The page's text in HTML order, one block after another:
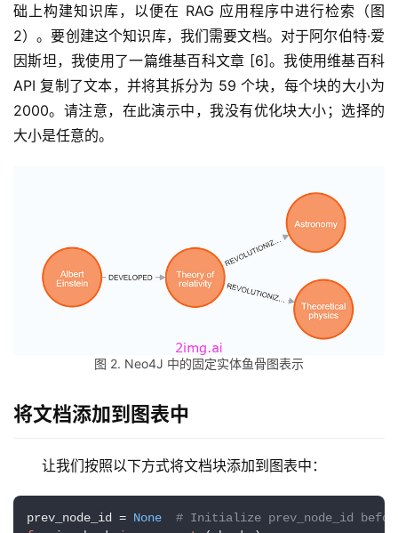
逆
熵
绘
梦
字
绘
产
础上构建知识库，以便在 RAG 应用程序中进行检索（图
2）。要创建这个知识库，我们需要文档。对于阿尔伯特·爱
因斯坦，我使用了一篇维基百科文章 [6]。我使用维基百科
API 复制了文本，并将其拆分为 59 个块，每个块的大小为
2000。请注意，在此演示中，我没有优化块大小；选择的
大小是任意的。
图 2. Neo4J 中的固定实体鱼骨图表示
将文档添加到图表中
让我们按照以下方式将文档块添加到图表中：
prev_node_id = None
# Initialize prev_node_id